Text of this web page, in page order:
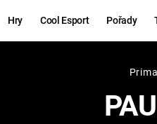
Hry Cool Esport Pořady
Hry